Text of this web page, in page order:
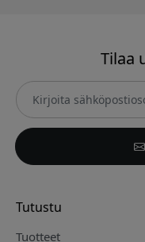
Tilaa
Tutustu
Tuotteet